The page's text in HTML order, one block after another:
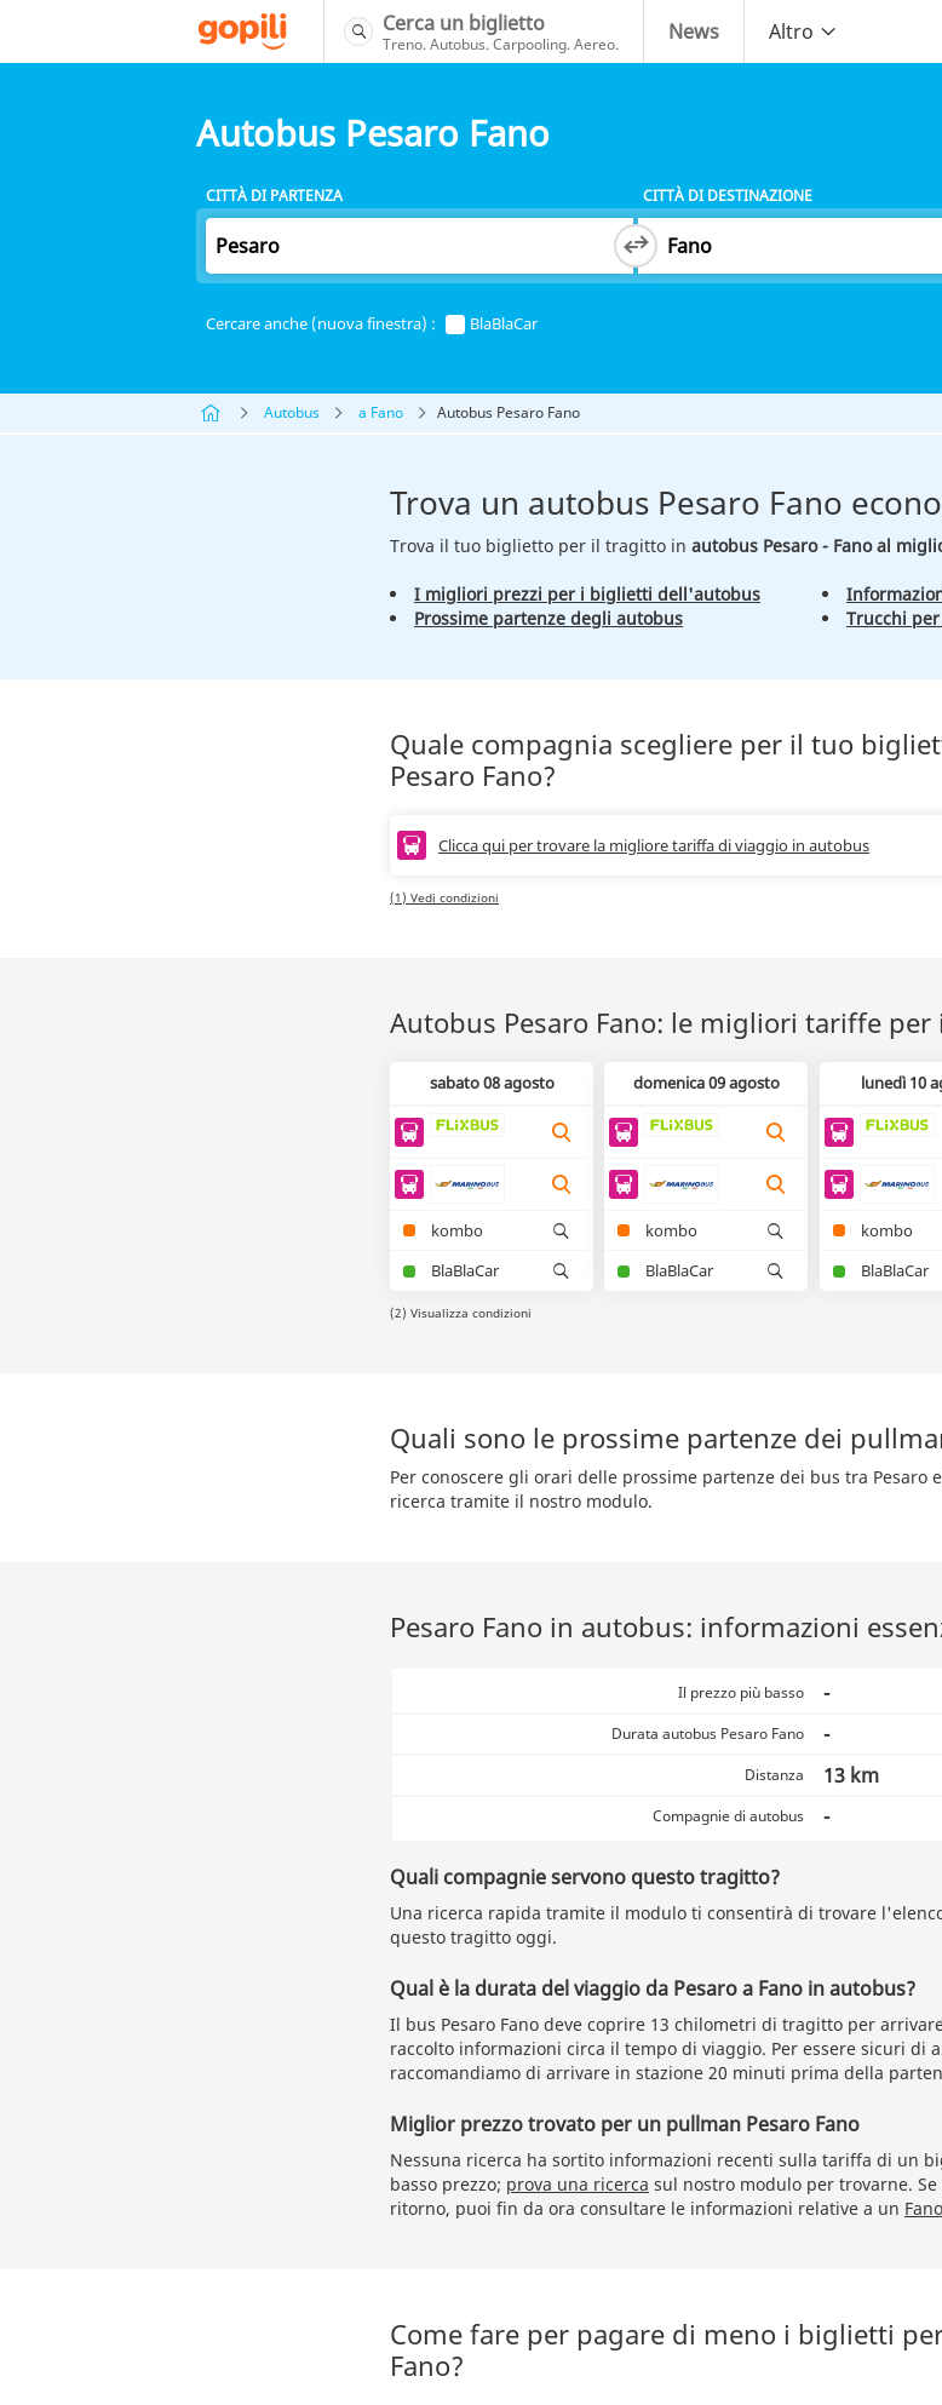
Cerca un biglietto
Treno. Autobus. Carpooling. Aereo. News Altro
Autobus Pesaro Fano
CITTÀ DI PARTENZA CITTÀ DI DESTINAZIONE
Cercare anche (nuova finestra) : BlaBlaCar
Autobus a Fano Autobus Pesaro Fano
Trova un autobus Pesaro Fano
Trova il tuo biglietto per il tragitto in autobus Pesaro - Fano al
I migliori prezzi per i biglietti dell'autobus
Prossime partenze degli autobus
Trucchi
Quale compagnia scegliere per il tuo
Pesaro Fano?
Clicca qui per trovare la migliore tariffa di viaggio in autobus
(1) Vedi condizioni
Autobus Pesaro Fano: le migliori tariffe
sabato 08 agosto
kombo
BlaBlaCar
domenica 09 agosto
kombo
BlaBlaCar
lunedì 10
kombo
BlaBlaCar
(2) Visualizza condizioni
Quali sono le prossime partenze dei
Per conoscere gli orari delle prossime partenze dei bus tra Pesaro
ricerca tramite il nostro modulo.
Pesaro Fano in autobus: informazioni
Il prezzo più basso -
Durata autobus Pesaro Fano -
Distanza 13 km
Compagnie di autobus -
Quali compagnie servono questo tragitto?
Una ricerca rapida tramite il modulo ti consentirà di trovare
questo tragitto oggi.
Qual è la durata del viaggio da Pesaro a Fano in autobus?
Il bus Pesaro Fano deve coprire 13 chilometri di tragitto per
raccolto informazioni circa il tempo di viaggio. Per essere sicuri di
raccomandiamo di arrivare in stazione 20 minuti prima della
Miglior prezzo trovato per un pullman Pesaro Fano
Nessuna ricerca ha sortito informazioni recenti sulla tariffa di un
basso prezzo; prova una ricerca sul nostro modulo per trovarne.
ritorno, puoi fin da ora consultare le informazioni relative a un
Come fare per pagare di meno i biglietti
Fano?